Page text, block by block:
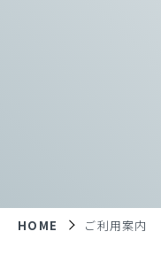
HOME ご利用案内